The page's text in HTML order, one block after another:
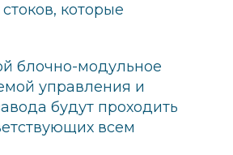
которые
блочно-модульное
управления и
будут проходить
всем